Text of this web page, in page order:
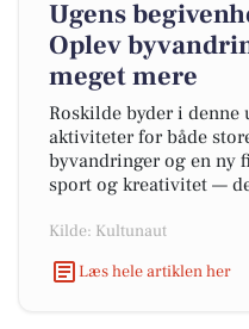
Ugens
Oplev
meget mere
Roskilde byder i
aktiviteter for både
byvandringer og en
sport og kreativitet —
Kilde: Kultunaut
Læs hele artiklen her